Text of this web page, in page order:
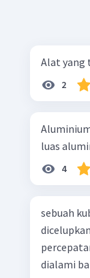
Alat yang
2
luas
4
sebuah
dialami